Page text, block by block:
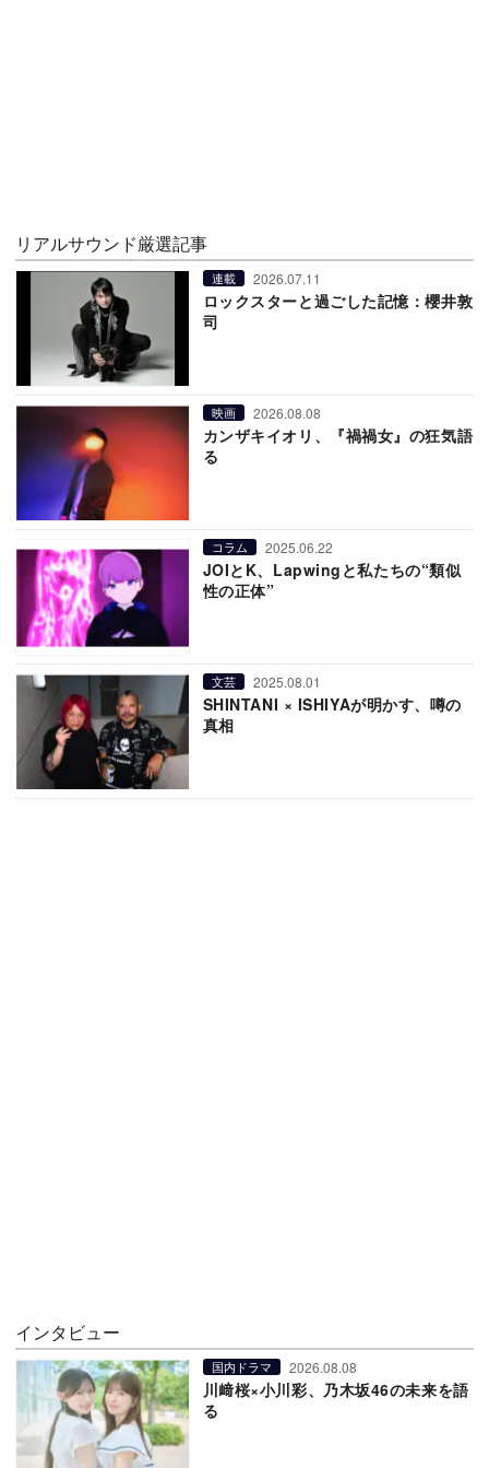
リアルサウンド厳選記事
連載 2026.07.11
ロックスターと過ごした記憶：櫻井敦
司
映画 2026.08.08
カンザキイオリ、『禍禍女』の狂気語
る
コラム 2025.06.22
JOIとK、Lapwingと私たちの“類似
性の正体”
文芸 2025.08.01
SHINTANI × ISHIYAが明かす、噂の
真相
インタビュー
国内ドラマ 2026.08.08
川﨑桜×小川彩、乃木坂46の未来を語
る